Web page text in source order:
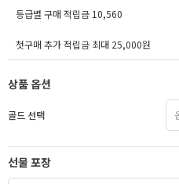
등급별 구매 적립금 10,560
첫구매 추가 적립금 최대 25,000원
상품 옵션
골드 선택
선물 포장